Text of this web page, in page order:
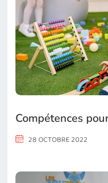
Compétences
28 OCTOBRE 2022